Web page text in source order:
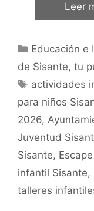
Leer
Educación e
de Sisante, tu
actividades
para niños
2026,
Juventud
Sisante,
infantil Sisante,
talleres